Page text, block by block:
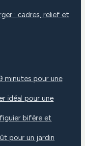
: cadres, relief et
minutes pour une
idéal pour une
figuier bifère et
pour un jardin